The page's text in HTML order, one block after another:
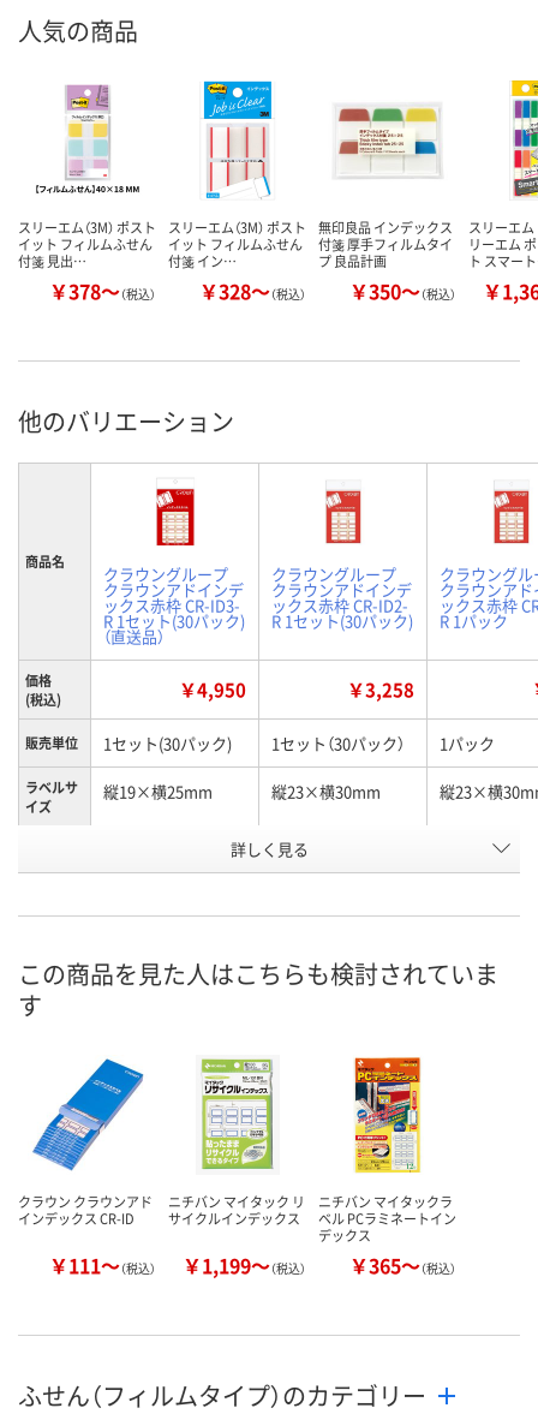
人気の商品
スリーエム（3M） ポスト
イット フィルムふせん
付箋 見出…
￥378～（税込）
スリーエム（3M） ポスト
イット フィルムふせん
付箋 イン…
￥328～（税込）
無印良品 インデックス
付箋 厚手フィルムタイ
プ 良品計画
￥350～（税込）
スリーエ
リーエム
ト スマー
￥
他のバリエーション
商品名
クラウングループ
クラウンアドインデ
ックス赤枠 CR-ID3-
R 1セット(30パック)
（直送品）
クラウングループ
クラウンアドインデ
ックス赤枠 CR-ID2-
R 1セット(30パック)
クラウングル
クラウンア
ックス赤枠
R 1パック
価格
(税込)
￥4,950 ￥3,258
販売単位 1セット(30パック) 1セット（30パック） 1パック
ラベルサ
イズ
縦19×横25mm 縦23×横30mm 縦23×横
赤枠
号
在庫切れです
（次回入荷日未定）
カゴへ
詳しく見る
この商品を見た人はこちらも検討されていま
す
クラウン クラウンアド
インデックス CR-ID
￥111～（税込）
ニチバン マイタック リ
サイクルインデックス
￥1,199～（税込）
ニチバン マイタックラ
ベル PCラミネートイン
デックス
￥365～（税込）
ふせん（フィルムタイプ）のカテゴリー